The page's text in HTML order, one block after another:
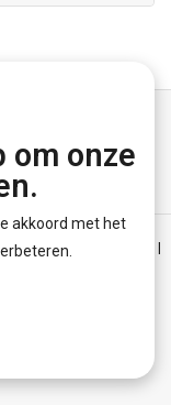
Policy
|
om onze
akkoord met het